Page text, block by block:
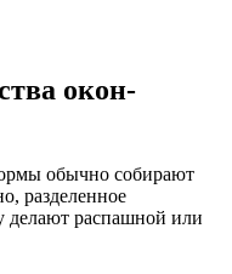
окон-
обычно собирают
разделенное
делают распашной или